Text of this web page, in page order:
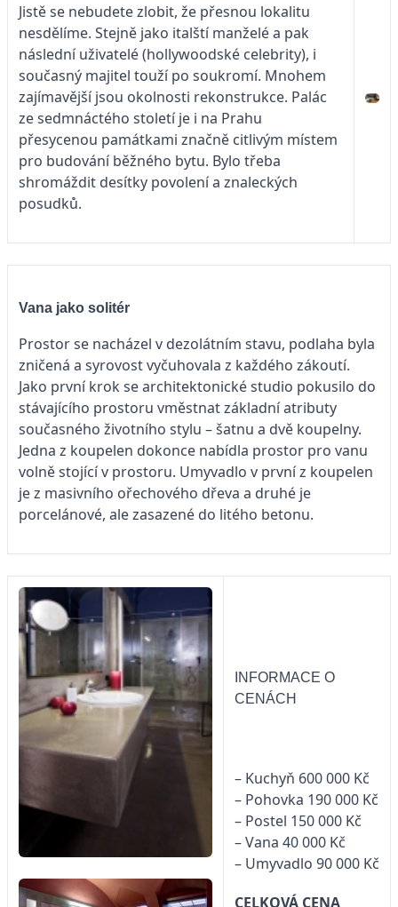
Jistě se nebudete zlobit, že přesnou lokalitu
nesdělíme. Stejně jako italští manželé a pak
následní uživatelé (hollywoodské celebrity), i
současný majitel touží po soukromí. Mnohem
zajímavější jsou okolnosti rekonstrukce. Palác
ze sedmnáctého století je i na Prahu
přesycenou památkami značně citlivým místem
pro budování běžného bytu. Bylo třeba
shromáždit desítky povolení a znaleckých
posudků.
Vana jako solitér
Prostor se nacházel v dezolátním stavu, podlaha byla
zničená a syrovost vyčuhovala z každého zákoutí.
Jako první krok se architektonické studio pokusilo do
stávajícího prostoru vměstnat základní atributy
současného životního stylu – šatnu a dvě koupelny.
Jedna z koupelen dokonce nabídla prostor pro vanu
volně stojící v prostoru. Umyvadlo v první z koupelen
je z masivního ořechového dřeva a druhé je
porcelánové, ale zasazené do litého betonu.
INFORMACE O
CENÁCH
– Kuchyň 600 000 Kč
– Pohovka 190 000 Kč
– Postel 150 000 Kč
– Vana 40 000 Kč
– Umyvadlo 90 000 Kč
CELKOVÁ CENA